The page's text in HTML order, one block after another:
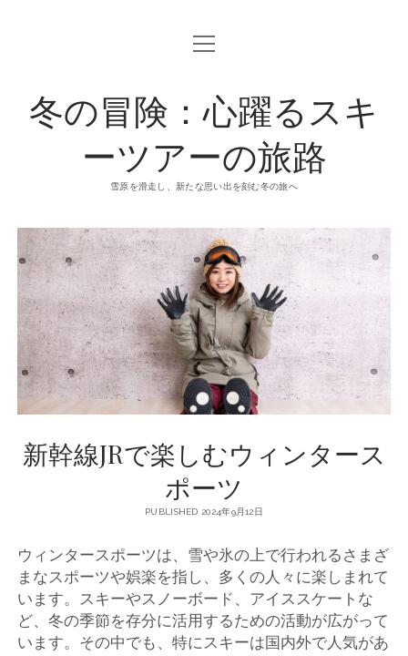
o
p
冬の冒険：心躍るスキ
ーツアーの旅路
雪原を滑走し、新たな思い出を刻む冬の旅へ
新幹線JRで楽しむウィンタース
ポーツ
PUBLISHED 2024年9月12日
ウィンタースポーツは、雪や氷の上で行われるさまざ
まなスポーツや娯楽を指し、多くの人々に楽しまれて
います。
スキーやスノーボード、アイススケートな
ど、冬の季節を存分に活用するための活動が広がって
います。その中でも、特にスキーは国内外で人気があ